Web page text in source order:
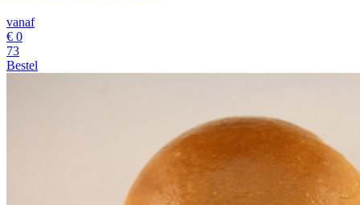
vanaf
€ 0
73
Bestel